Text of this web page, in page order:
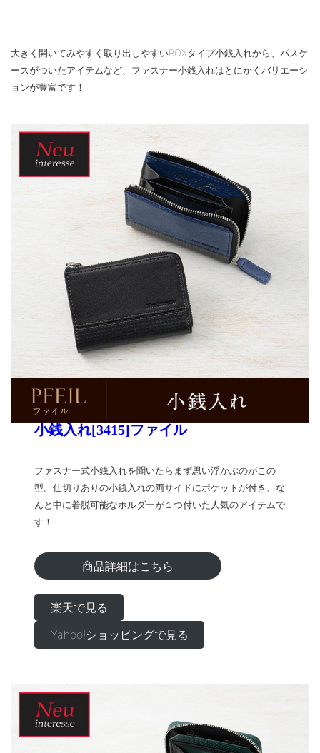
大きく開いてみやすく取り出しやすいBOXタイプ小銭入れから、パスケ
ースがついたアイテムなど、ファスナー小銭入れはとにかくバリエーシ
ョンが豊富です！
小銭入れ[3415]ファイル
ファスナー式小銭入れを聞いたらまず思い浮かぶのがこの
型。仕切りありの小銭入れの両サイドにポケットが付き、な
んと中に着脱可能なホルダーが１つ付いた人気のアイテムで
す！
商品詳細はこちら
楽天で見る
Yahoo!ショッピングで見る